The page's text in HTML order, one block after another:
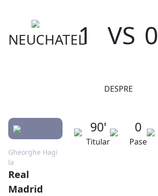
NEUCHATEL
1 VS 0
DESPRE
Gheorghe Hagi
la
Real
Madrid
90'
Titular
0
Pase